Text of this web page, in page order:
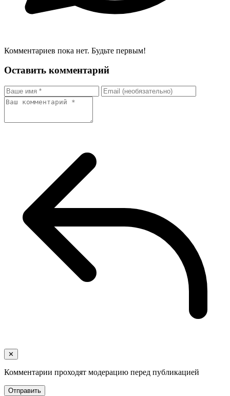
Комментариев пока нет. Будьте первым!
Оставить комментарий
✕
Комментарии проходят модерацию перед публикацией
Отправить